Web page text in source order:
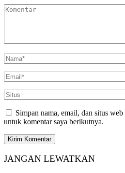
Simpan nama, email, dan situs
untuk komentar saya berikutnya.
JANGAN LEWATKAN